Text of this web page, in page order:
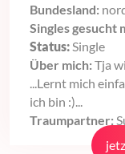
Bundesland:
Singles gesucht
Status:Single
Über mich: Tja
...Lernt mich
ich bin :)...
Traumpartner: